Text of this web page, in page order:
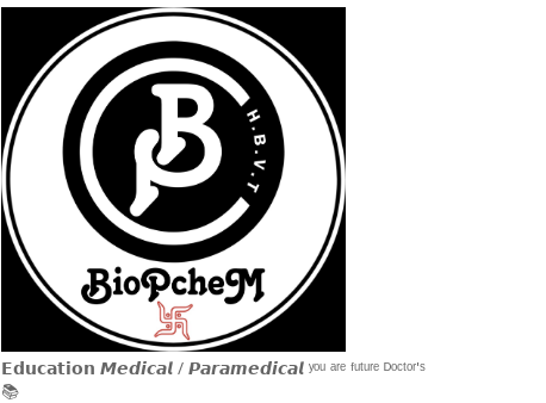
𝗘𝗱𝘂𝗰𝗮𝘁𝗶𝗼𝗻 𝙈𝙚𝙙𝙞𝙘𝙖𝙡 / 𝙋𝙖𝙧𝙖𝙢𝙚𝙙𝙞𝙘𝙖𝙡 ʸᵒᵘ ᵃʳᵉ ᶠᵘᵗᵘʳᵉ ᴰᵒᶜᵗᵒʳ'ˢ
📚